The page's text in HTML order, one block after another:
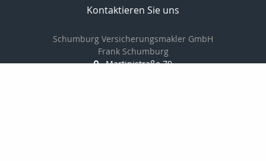
Kontaktieren Sie uns
Schumburg Versicherungsmakler GmbH
Frank Schumburg
Martinistraße 79